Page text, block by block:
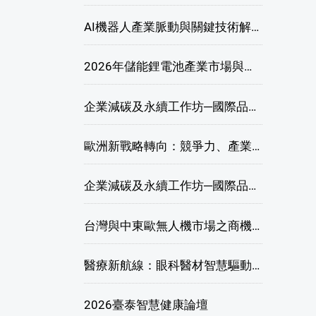
AI機器人產業脈動與關鍵技術解析研討會
2026年儲能鋰電池產業市場與技術發展線上研討會
企業減碳及永續工作坊─國際品牌綠色供應鏈永續管理與實務演練(高雄場)
歐洲新戰略轉向：競爭力、產業自主與供應鏈重塑線上研討會
企業減碳及永續工作坊─國際品牌綠色供應鏈永續管理與實務演練(臺北場)
台灣與中東歐無人機市場之商機與挑戰座談會
醫療新航線：眼科醫材智慧驅動，數位醫療落地布局線上研討會
2026臺泰智慧健康論壇